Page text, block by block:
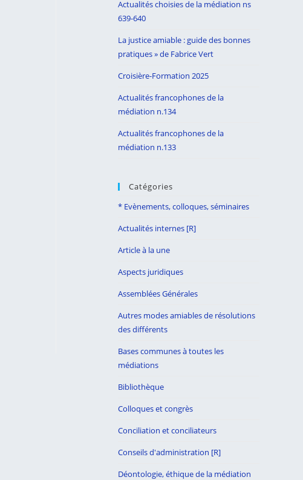
Actualités choisies de la médiation ns
639-640
La justice amiable : guide des bonnes
pratiques » de Fabrice Vert
Croisière-Formation 2025
Actualités francophones de la
médiation n.134
Actualités francophones de la
médiation n.133
Catégories
* Evènements, colloques, séminaires
Actualités internes [R]
Article à la une
Aspects juridiques
Assemblées Générales
Autres modes amiables de résolutions
des différents
Bases communes à toutes les
médiations
Bibliothèque
Colloques et congrès
Conciliation et conciliateurs
Conseils d'administration [R]
Déontologie, éthique de la médiation